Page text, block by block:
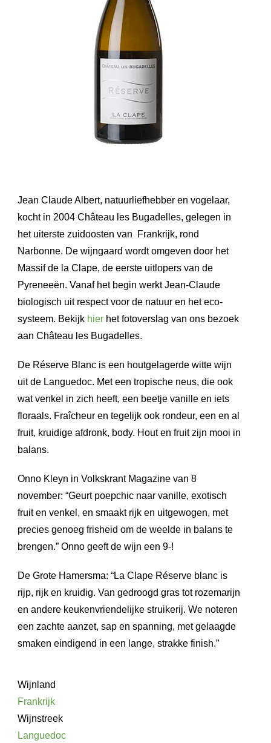
Jean Claude Albert, natuurliefhebber en vogelaar,
kocht in 2004 Château les Bugadelles, gelegen in
het uiterste zuidoosten van Frankrijk, rond
Narbonne. De wijngaard wordt omgeven door het
Massif de la Clape, de eerste uitlopers van de
Pyreneeën. Vanaf het begin werkt Jean-Claude
biologisch uit respect voor de natuur en het eco-
systeem. Bekijk hierhet fotoverslag van ons bezoek
aan Château les Bugadelles.
De Réserve Blanc is een houtgelagerde witte wijn
uit de Languedoc. Met een tropische neus, die ook
wat venkel in zich heeft, een beetje vanille en iets
floraals. Fraîcheur en tegelijk ook rondeur, een en al
fruit, kruidige afdronk, body. Hout en fruit zijn mooi in
balans.
Onno Kleyn in Volkskrant Magazine van 8
november: “Geurt poepchic naar vanille, exotisch
fruit en venkel, en smaakt rijk en uitgewogen, met
precies genoeg frisheid om de weelde in balans te
brengen.” Onno geeft de wijn een 9-!
De Grote Hamersma: “La Clape Réserve blanc is
rijp, rijk en kruidig. Van gedroogd gras tot rozemarijn
en andere keukenvriendelijke struikerij. We noteren
een zachte aanzet, sap en spanning, met gelaagde
smaken eindigend in een lange, strakke finish.”
Wijnland
Frankrijk
Wijnstreek
Languedoc